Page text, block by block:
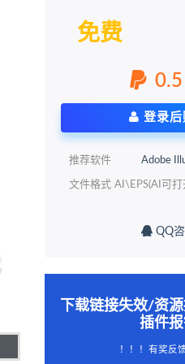
免费
0.5
登录后
推荐软件 Adobe
文件格式 AI\EPS(AI可
QQ
下载链接失效/资
插件
！！！有奖反